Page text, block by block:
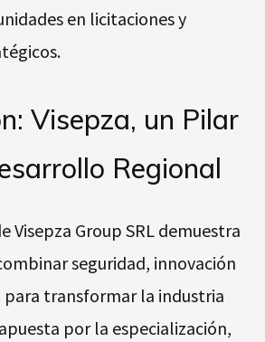
en licitaciones y
Visepza, un Pilar
Regional
Visepza Group SRL demuestra
seguridad, innovación
transformar la industria
por la especialización,